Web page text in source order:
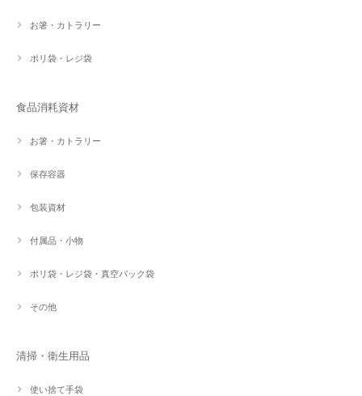
お箸・カトラリー
ポリ袋・レジ袋
食品消耗資材
お箸・カトラリー
保存容器
包装資材
付属品・小物
ポリ袋・レジ袋・真空パック袋
その他
清掃・衛生用品
使い捨て手袋